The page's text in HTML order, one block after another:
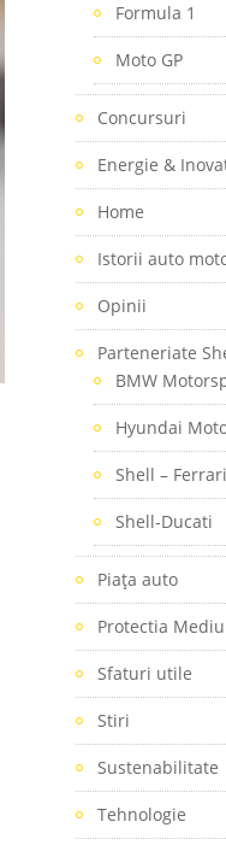
Formula 1
Moto GP
Concursuri
Energie &
Home
Istorii auto
Opinii
Parteneriate
BMW
Hyundai
Shell – Ferrari
Shell-Ducati
Piaţa auto
Protectia
Sfaturi utile
Stiri
Sustenabilitate
Tehnologie